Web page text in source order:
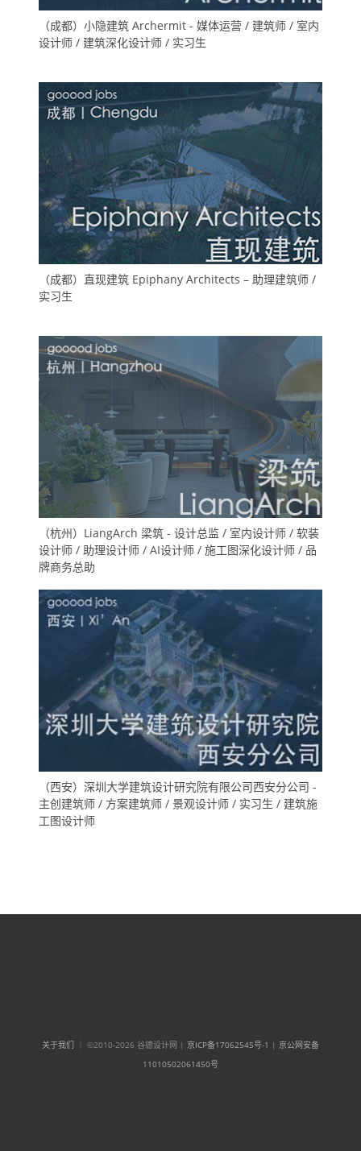
（成都）小隐建筑 Archermit - 媒体运营 / 建筑师 / 室内
设计师 / 建筑深化设计师 / 实习生
（成都）直现建筑 Epiphany Architects – 助理建筑师 /
实习生
（杭州）LiangArch 梁筑 - 设计总监 / 室内设计师 / 软装
设计师 / 助理设计师 / AI设计师 / 施工图深化设计师 / 品
牌商务总助
（西安）深圳大学建筑设计研究院有限公司西安分公司 -
主创建筑师 / 方案建筑师 / 景观设计师 / 实习生 / 建筑施
工图设计师
关于我们 ｜ ©2010-2026 谷德设计网 | 京ICP备17062545号-1 | 京公网安备
11010502061450号